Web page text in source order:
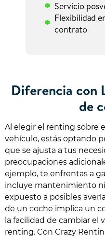
Servicio
Flexibilidad
contrato
Diferencia con
de
Al elegir el renting sobre
vehículo, estás optando
que se ajusta a tus
preocupaciones
ejemplo, te enfrentas a
incluye mantenimiento
expuesto a posibles
de un coche implica un
la facilidad de cambiar el
renting. Con Crazy